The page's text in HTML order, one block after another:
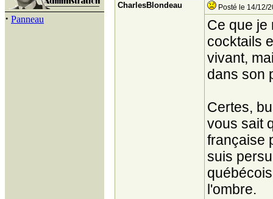
· Panneau
CharlesBlondeau Posté le 14/12/
Ce que je
cocktails
vivant,
dans son
Certes,
vous sait
française
suis
l'ombre.